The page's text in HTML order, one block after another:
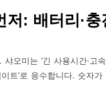
저: 배터리·충
오미는 ‘긴 사용시간·고
이트’로 응수합니다. 숫자